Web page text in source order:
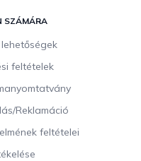
SZÁMÁRA
feltételek
Reklamáció
feltételei